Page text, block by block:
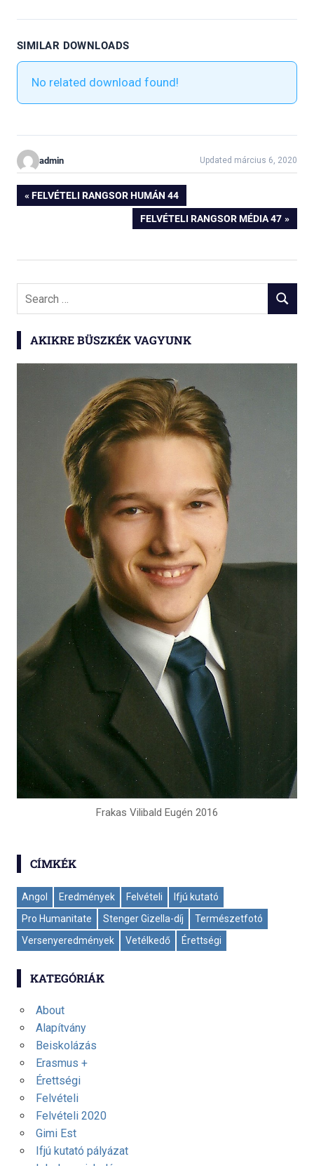
SIMILAR DOWNLOADS
No related download found!
admin Updated március 6, 2020
Bejegyzés
PREVIOUS
FELVÉTELI RANGSOR HUMÁN 44
NEXT
FELVÉTELI RANGSOR MÉDIA 47
Search
SEARCH
AKIKRE BÜSZKÉK VAGYUNK
Frakas Vilibald Eugén 2016
CÍMKÉK
Angol Eredmények Felvételi
Ifjú kutató
Pro Humanitate
Stenger Gizella-díj
Természetfotó
Versenyeredmények
Vetélkedő Érettségi
KATEGÓRIÁK
About
Alapítvány
Beiskolázás
Erasmus +
Érettségi
Felvételi
Felvételi 2020
Gimi Est
Ifjú kutató pályázat